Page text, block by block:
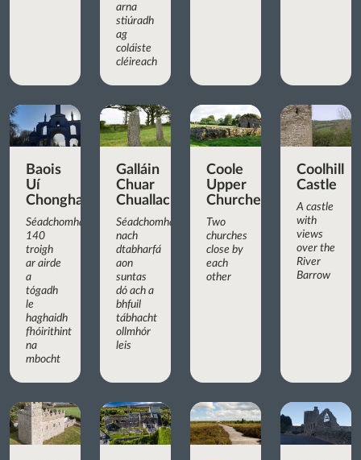
arna
stiúradh
ag
coláiste
cléireach
Baois
Uí
Chonghaile
Séadchomhartha
140
troigh
ar airde
a
tógadh
le
haghaidh
fhóirithint
na
mbocht
Galláin
Chuar
Chuallachta
Séadchomhartha
nach
dtabharfá
aon
suntas
dó ach a
bhfuil
tábhacht
ollmhór
leis
Coole
Upper
Churches
Two
churches
close by
each
other
Coolhill
Castle
A castle
with
views
over the
River
Barrow